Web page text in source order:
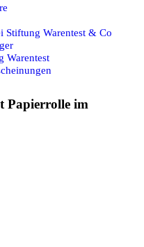
Stiftung Warentest & Co
Warentest
Papierrolle im